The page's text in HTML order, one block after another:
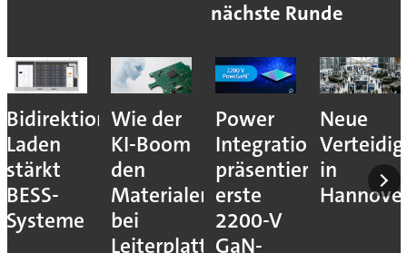
nächste Runde
Bidirektionales
Laden
stärkt
BESS-
Systeme
Wie der
KI-Boom
den
Materialengpass
bei
Leiterplatten
Power
Integrations
präsentiert
erste
2200-V
GaN-
Neue
in